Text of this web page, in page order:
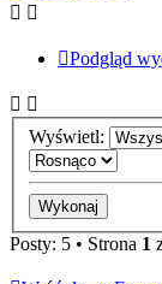
Podgląd
Wyświetl:
Posty: 5 • Strona 1